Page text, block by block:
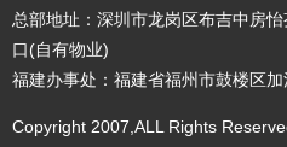
总部地址：深圳市龙岗区布吉中房
口(自有物业)
福建办事处：福建省福州市鼓楼区
Copyright 2007,ALL Rights